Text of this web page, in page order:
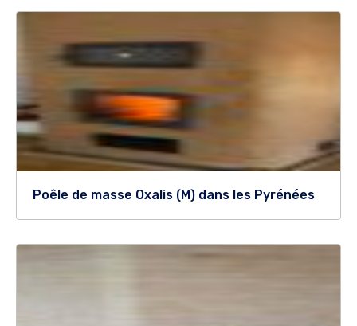
Poêle de masse Oxalis (M) dans les Pyrénées